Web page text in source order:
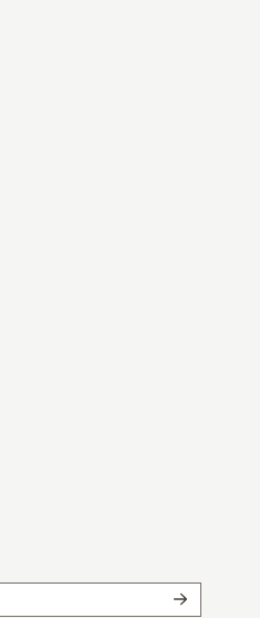
de nieuwsbrief